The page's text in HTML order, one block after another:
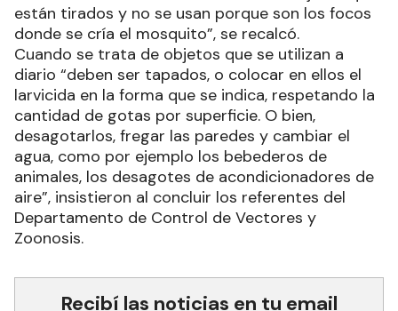
están tirados y no se usan porque son los focos
donde se cría el mosquito”, se recalcó.
Cuando se trata de objetos que se utilizan a
diario “deben ser tapados, o colocar en ellos el
larvicida en la forma que se indica, respetando la
cantidad de gotas por superficie. O bien,
desagotarlos, fregar las paredes y cambiar el
agua, como por ejemplo los bebederos de
animales, los desagotes de acondicionadores de
aire”, insistieron al concluir los referentes del
Departamento de Control de Vectores y
Zoonosis.
Recibí las noticias en tu email